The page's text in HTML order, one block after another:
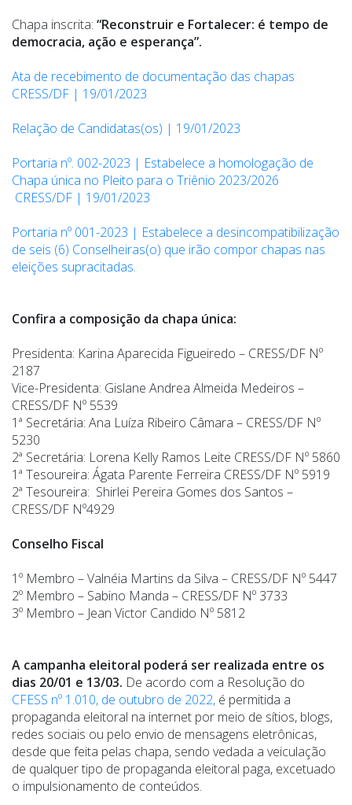
Chapa inscrita: “Reconstruir e Fortalecer: é tempo de
democracia, ação e esperança”.
Ata de recebimento de documentação das chapas
CRESS/DF | 19/01/2023
Relação de Candidatas(os) | 19/01/2023
Portaria nº. 002-2023 | Estabelece a homologação de
Chapa única no Pleito para o Triênio 2023/2026
CRESS/DF | 19/01/2023
Portaria nº 001-2023 | Estabelece a desincompatibilização
de seis (6) Conselheiras(o) que irão compor chapas nas
eleições supracitadas.
Confira a composição da chapa única:
Presidenta: Karina Aparecida Figueiredo – CRESS/DF Nº
2187
Vice-Presidenta: Gislane Andrea Almeida Medeiros –
CRESS/DF Nº 5539
1ª Secretária: Ana Luíza Ribeiro Câmara – CRESS/DF Nº
5230
2ª Secretária: Lorena Kelly Ramos Leite CRESS/DF Nº 5860
1ª Tesoureira: Ágata Parente Ferreira CRESS/DF Nº 5919
2ª Tesoureira: Shirlei Pereira Gomes dos Santos –
CRESS/DF Nº4929
Conselho Fiscal
1º Membro – Valnéia Martins da Silva – CRESS/DF Nº 5447
2º Membro – Sabino Manda – CRESS/DF Nº 3733
3º Membro – Jean Victor Candido Nº 5812
A campanha eleitoral poderá ser realizada entre os
dias 20/01 e 13/03. De acordo com a Resolução do
CFESS nº 1.010, de outubro de 2022, é permitida a
propaganda eleitoral na internet por meio de sítios, blogs,
redes sociais ou pelo envio de mensagens eletrônicas,
desde que feita pelas chapa, sendo vedada a veiculação
de qualquer tipo de propaganda eleitoral paga, excetuado
o impulsionamento de conteúdos.